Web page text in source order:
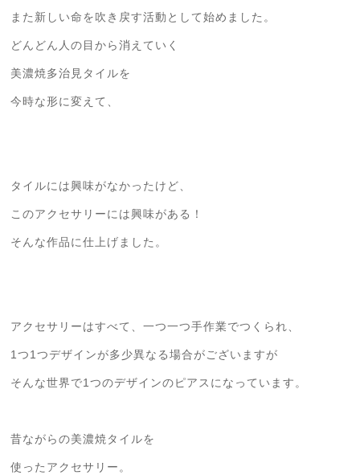
また新しい命を吹き戻す活動として始めました。
どんどん人の目から消えていく
美濃焼多治見タイルを
今時な形に変えて、
タイルには興味がなかったけど、
このアクセサリーには興味がある！
そんな作品に仕上げました。
アクセサリーはすべて、一つ一つ手作業でつくられ、
1つ1つデザインが多少異なる場合がございますが
そんな世界で1つのデザインのピアスになっています。
昔ながらの美濃焼タイルを
使ったアクセサリー。